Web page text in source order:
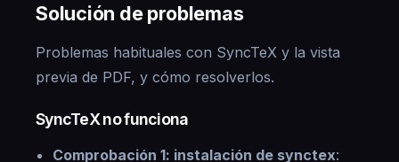
Solución de problemas
Problemas habituales con SyncTeX y la vista
previa de PDF, y cómo resolverlos.
SyncTeX no funciona
Comprobación 1: instalación de synctex: